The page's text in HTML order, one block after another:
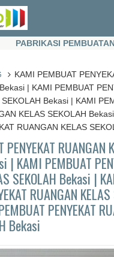
PABRIKASI PEMBUATAN
KAMI PEMBUAT
| KAMI PEMBUAT
Bekasi | KAMI
KELAS SEKOLAH
RUANGAN KELAS
RUANGAN
| KAMI PEMBUAT
SEKOLAH Bekasi |
RUANGAN
PENYEKAT
Bekasi